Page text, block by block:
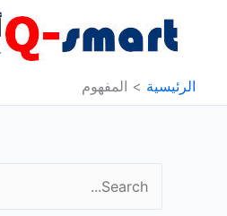
الرئيسية المفهوم
ل